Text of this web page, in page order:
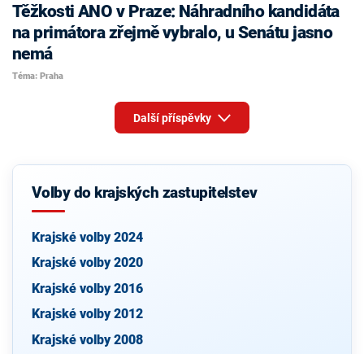
Těžkosti ANO v Praze: Náhradního kandidáta
na primátora zřejmě vybralo, u Senátu jasno
nemá
Téma: Praha
Další příspěvky
Volby do krajských zastupitelstev
Krajské volby 2024
Krajské volby 2020
Krajské volby 2016
Krajské volby 2012
Krajské volby 2008